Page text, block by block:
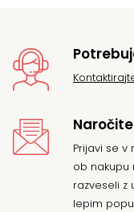
Prijavi se
ob nakupu
razveseli z
lepim